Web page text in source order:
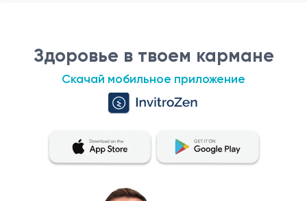
Здоровье в твоем кармане
Скачай мобильное приложение